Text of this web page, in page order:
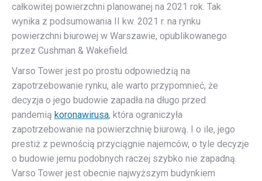
całkowitej powierzchni planowanej na 2021 rok. Tak
wynika z podsumowania II kw. 2021 r. na rynku
powierzchni biurowej w Warszawie, opublikowanego
przez Cushman & Wakefield.
Varso Tower jest po prostu odpowiedzią na
zapotrzebowanie rynku, ale warto przypomnieć, że
decyzja o jego budowie zapadła na długo przed
pandemią koronawirusa, która ograniczyła
zapotrzebowanie na powierzchnię biurową. I o ile, jego
prestiż z pewnością przyciągnie najemców, o tyle decyzje
o budowie jemu podobnych raczej szybko nie zapadną.
Varso Tower jest obecnie najwyższym budynkiem